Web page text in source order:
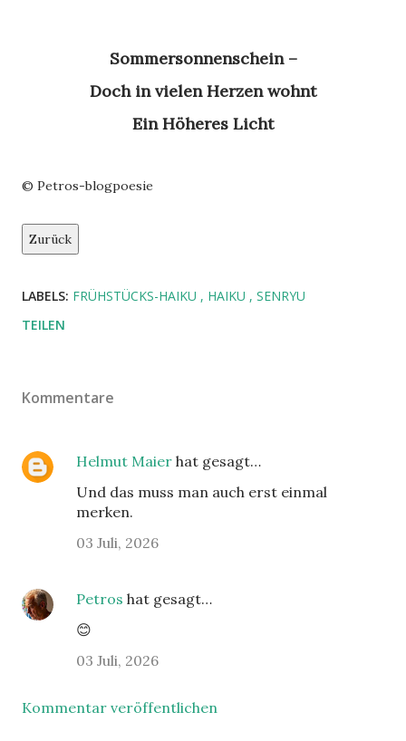
Sommersonnenschein –
Doch in vielen Herzen wohnt
Ein Höheres Licht
© Petros-blogpoesie
Zurück
LABELS: FRÜHSTÜCKS-HAIKU HAIKU
SENRYU
TEILEN
Kommentare
Helmut Maier hat gesagt…
Und das muss man auch erst einmal
merken.
03 Juli, 2026
Petros hat gesagt…
😊
03 Juli, 2026
Kommentar veröffentlichen